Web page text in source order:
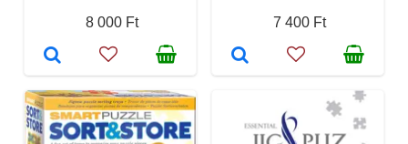
8 000 Ft
7 400 Ft